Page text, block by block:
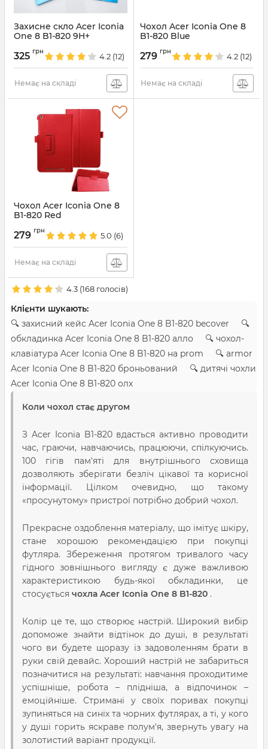
Захисне скло Acer Iconia
One 8 B1-820 9H+
325 грн
4.2 (12)
Немає на складі
Чохол Acer Iconia One 8
B1-820 Blue
279 грн
4.2 (12)
Немає на складі
Чохол Acer Iconia One 8
B1-820 Red
279 грн
5.0 (6)
Немає на складі
4.3 (168 голосів)
Клієнти шукають:
🔍 захисний кейс Acer Iconia One 8 B1-820 becover 🔍
обкладинка Acer Iconia One 8 B1-820 алло 🔍 чохол-
клавіатура Acer Iconia One 8 B1-820 на prom 🔍 armor
Acer Iconia One 8 B1-820 броньований 🔍 дитячі чохли
Acer Iconia One 8 B1-820 олх
Коли чохол стає другом
З Acer Iconia B1-820 вдасться активно проводити
час, граючи, навчаючись, працюючи, спілкуючись.
100 гігів пам'яті для внутрішнього сховища
дозволяють зберігати безліч цікавої та корисної
інформації. Цілком очевидно, що такому
«просунутому» пристрої потрібно добрий чохол.
Прекрасне оздоблення матеріалу, що імітує шкіру,
стане хорошою рекомендацією при покупці
футляра. Збереження протягом тривалого часу
гідного зовнішнього вигляду є дуже важливою
характеристикою будь-якої обкладинки, це
стосується чохла Acer Iconia One 8 B1-820 .
Колір це те, що створює настрій. Широкий вибір
допоможе знайти відтінок до душі, в результаті
чого ви будете щоразу із задоволенням брати в
руки свій девайс. Хороший настрій не забариться
позначитися на результаті: навчання проходитиме
успішніше, робота – плідніша, а відпочинок –
емоційніше. Стримані у своїх поривах покупці
зупиняться на синіх та чорних футлярах, а ті, у кого
у душі горить яскраве полум'я, звернуть увагу на
золотистий варіант продукції.